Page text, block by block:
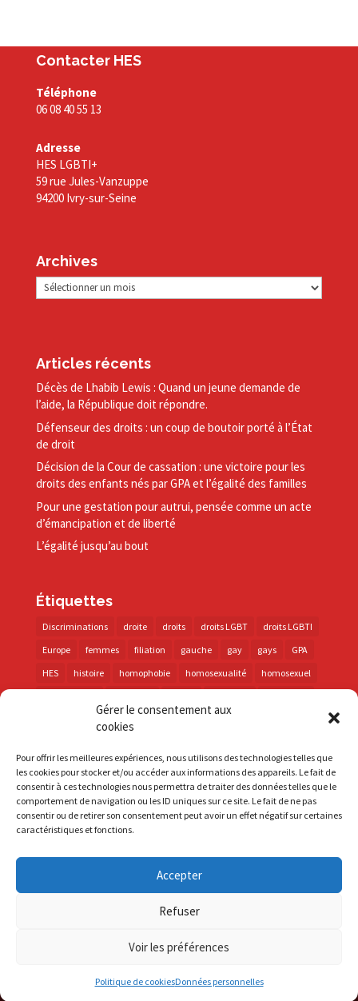
Gérer le consentement aux
cookies
Pour offrir les meilleures expériences, nous utilisons des technologies telles que
les cookies pour stocker et/ou accéder aux informations des appareils. Le fait de
consentir à ces technologies nous permettra de traiter des données telles que le
comportement de navigation ou les ID uniques sur ce site. Le fait de ne pas
consentir ou de retirer son consentement peut avoir un effet négatif sur certaines
caractéristiques et fonctions.
Accepter
Refuser
Voir les préférences
Politique de cookiesDonnées personnelles
Contacter HES
Téléphone
06 08 40 55 13
Adresse
HES LGBTI+
59 rue Jules-Vanzuppe
94200 Ivry-sur-Seine
Archives
Archives
Articles récents
Décès de Lhabib Lewis : Quand un jeune demande de
l’aide, la République doit répondre.
Défenseur des droits : un coup de boutoir porté à l’État
de droit
Décision de la Cour de cassation : une victoire pour les
droits des enfants nés par GPA et l’égalité des familles
Pour une gestation pour autrui, pensée comme un acte
d’émancipation et de liberté
L’égalité jusqu’au bout
Étiquettes
Discriminations droite droits droits LGBT
droits LGBTI
Europe
femmes filiation gauche gay gays
GPA
HES
histoire homophobie homosexualité
homosexuel
PMA police
prévention
santé
sida trans transphobie UE
Union européenne
vih
violences visibilité élections
S'inscrire à la Newsletter